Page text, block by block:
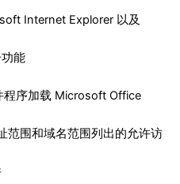
Internet Explorer 以及
能
程序加载 Microsoft Office
范围和域名范围列出的允许访